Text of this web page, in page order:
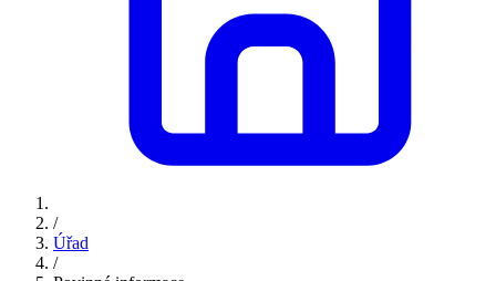
/
Úřad
/